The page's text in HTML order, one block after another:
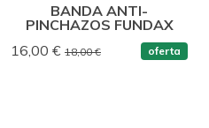
BANDA ANTI-
PINCHAZOS FUNDAX
16,00 € 18,00 € oferta